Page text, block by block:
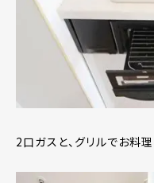
2口ガスと、グリルでお料